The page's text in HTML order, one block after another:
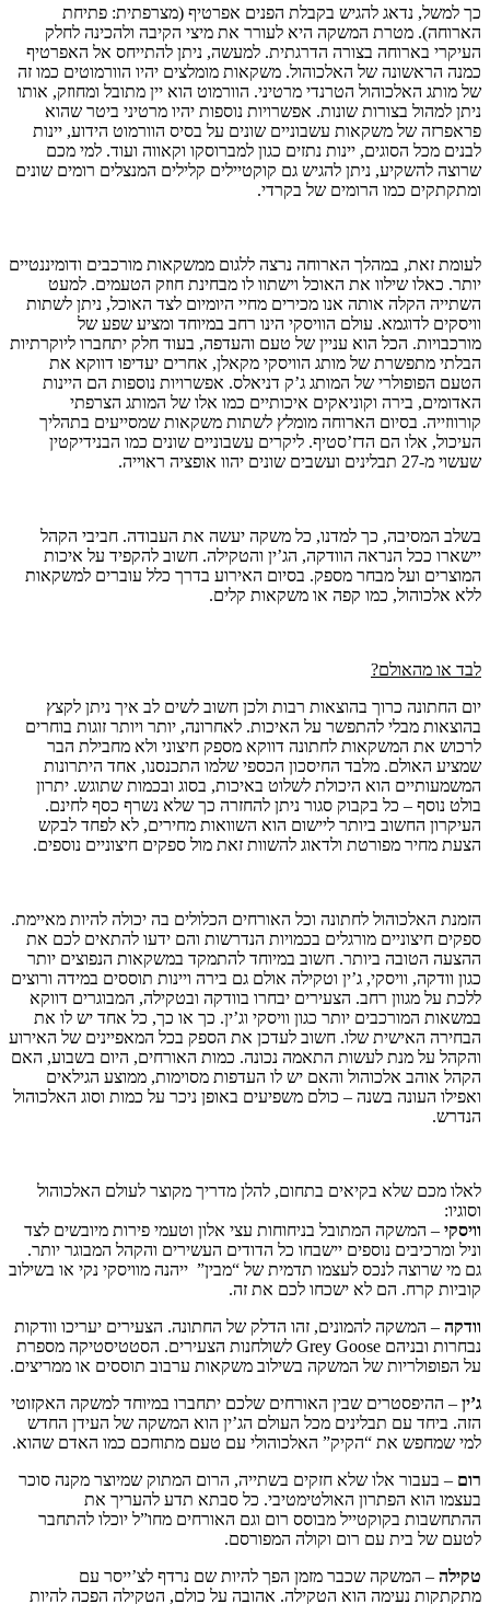
כך למשל, נדאג להגיש בקבלת הפנים אפרטיף (מצרפתית: פתיחת
הארוחה). מטרת המשקה היא לעורר את מיצי הקיבה ולהכינה לחלק
העיקרי בארוחה בצורה הדרגתית. למעשה, ניתן להתייחס אל האפרטיף
כמנה הראשונה של האלכוהול. משקאות מומלצים יהיו הוורמוטים כמו זה
של מותג האלכוהול הטרנדי מרטיני. הוורמוט הוא יין מתובל ומחוזק, אותו
ניתן למהול בצורות שונות. אפשרויות נוספות יהיו מרטיני ביטר שהוא
פראפרזה של משקאות עשבוניים שונים על בסיס הוורמוט הידוע, יינות
לבנים מכל הסוגים, יינות נתזים כגון למברוסקו וקאווה ועוד. למי מכם
שרוצה להשקיע, ניתן להגיש גם קוקטיילים קלילים המנצלים רומים שונים
ומתקתקים כמו הרומים של בקרדי.
לעומת זאת, במהלך הארוחה נרצה ללגום ממשקאות מורכבים ודומיננטיים
יותר. כאלו שילוו את האוכל וישתוו לו מבחינת חוזק הטעמים. למעט
השתייה הקלה אותה אנו מכירים מחיי היומיום לצד האוכל, ניתן לשתות
וויסקים לדוגמא. עולם הוויסקי הינו רחב במיוחד ומציע שפע של
מורכבויות. הכל הוא עניין של טעם והעדפה, בעוד חלק יתחברו ליוקרתיות
הבלתי מתפשרת של מותג הוויסקי מקאלן, אחרים יעדיפו דווקא את
הטעם הפופולרי של המותג ג’ק דניאלס. אפשרויות נוספות הם היינות
האדומים, בירה וקוניאקים איכותיים כמו אלו של המותג הצרפתי
קורווזייה. בסיום הארוחה מומלץ לשתות משקאות שמסייעים בתהליך
העיכול, אלו הם הדז’סטיף. ליקרים עשבוניים שונים כמו הבנידיקטין
שעשוי מ-27 תבלינים ועשבים שונים יהוו אופציה ראוייה.
בשלב המסיבה, כך למדנו, כל משקה יעשה את העבודה. חביבי הקהל
יישארו ככל הנראה הוודקה, הג’ין והטקילה. חשוב להקפיד על איכות
המוצרים ועל מבחר מספק. בסיום האירוע בדרך כלל עוברים למשקאות
ללא אלכוהול, כמו קפה או משקאות קלים.
לבד או מהאולם?
יום החתונה כרוך בהוצאות רבות ולכן חשוב לשים לב איך ניתן לקצץ
בהוצאות מבלי להתפשר על האיכות. לאחרונה, יותר ויותר זוגות בוחרים
לרכוש את המשקאות לחתונה דווקא מספק חיצוני ולא מחבילת הבר
שמציע האולם. מלבד החיסכון הכספי שלמו התכנסנו, אחד היתרונות
המשמעותיים הוא היכולת לשלוט באיכות, בסוג ובכמות שתוגש. יתרון
בולט נוסף – כל בקבוק סגור ניתן להחזרה כך שלא נשרף כסף לחינם.
העיקרון החשוב ביותר ליישום הוא השוואות מחירים, לא לפחד לבקש
הצעת מחיר מפורטת ולדאוג להשוות זאת מול ספקים חיצוניים נוספים.
הזמנת האלכוהול לחתונה וכל האורחים הכלולים בה יכולה להיות מאיימת.
ספקים חיצוניים מורגלים בכמויות הנדרשות והם ידעו להתאים לכם את
ההצעה הטובה ביותר. חשוב במיוחד להתמקד במשקאות הנפוצים יותר
כגון וודקה, וויסקי, ג’ין וטקילה אולם גם בירה ויינות תוססים במידה ורוצים
ללכת על מגוון רחב. הצעירים יבחרו בוודקה ובטקילה, המבוגרים דווקא
במשאות המורכבים יותר כגון וויסקי וג’ין. כך או כך, כל אחד יש לו את
הבחירה האישית שלו. חשוב לעדכן את הספק בכל המאפיינים של האירוע
והקהל על מנת לעשות התאמה נכונה. כמות האורחים, היום בשבוע, האם
הקהל אוהב אלכוהול והאם יש לו העדפות מסוימות, ממוצע הגילאים
ואפילו העונה בשנה – כולם משפיעים באופן ניכר על כמות וסוג האלכוהול
הנדרש.
לאלו מכם שלא בקיאים בתחום, להלן מדריך מקוצר לעולם האלכוהול
וסוגיו:
וויסקי – המשקה המתובל בניחוחות עצי אלון וטעמי פירות מיובשים לצד
וניל ומרכיבים נוספים יישבחו כל הדודים העשירים והקהל המבוגר יותר.
גם מי שרוצה לנכס לעצמו תדמית של “מבין” ייהנה מוויסקי נקי או בשילוב
קוביות קרח. הם לא ישכחו לכם את זה.
וודקה – המשקה להמונים, זהו הדלק של החתונה. הצעירים יעריכו וודקות
נבחרות ובניהם Grey Goose לשולחנות הצעירים. הסטטיסטיקה מספרת
על הפופולריות של המשקה בשילוב משקאות ערבוב תוססים או ממריצים.
ג’ין – ההיפסטרים שבין האורחים שלכם יתחברו במיוחד למשקה האקזוטי
הזה. ביחד עם תבלינים מכל העולם הג’ין הוא המשקה של העידן החדש
למי שמחפש את “הקיק” האלכוהולי עם טעם מתוחכם כמו האדם שהוא.
רום – בעבור אלו שלא חזקים בשתייה, הרום המתוק שמיוצר מקנה סוכר
בעצמו הוא הפתרון האולטימטיבי. כל סבתא תדע להעריך את
ההתחשבות בקוקטייל מבוסס רום וגם האורחים מחו”ל יוכלו להתחבר
לטעם של בית עם רום וקולה המפורסם.
טקילה – המשקה שכבר מזמן הפך להיות שם נרדף לצ’ייסר עם
מתקתקות נעימה הוא הטקילה. אהובה על כולם, הטקילה הפכה להיות